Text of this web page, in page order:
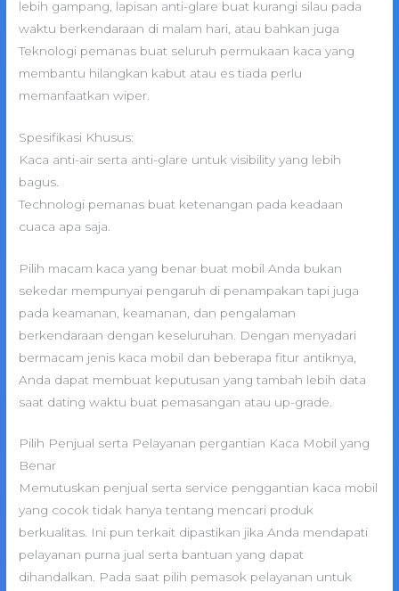
lebih gampang, lapisan anti-glare buat kurangi silau pada
waktu berkendaraan di malam hari, atau bahkan juga
Teknologi pemanas buat seluruh permukaan kaca yang
membantu hilangkan kabut atau es tiada perlu
memanfaatkan wiper.
Spesifikasi Khusus:
Kaca anti-air serta anti-glare untuk visibility yang lebih
bagus.
Technologi pemanas buat ketenangan pada keadaan
cuaca apa saja.
Pilih macam kaca yang benar buat mobil Anda bukan
sekedar mempunyai pengaruh di penampakan tapi juga
pada keamanan, keamanan, dan pengalaman
berkendaraan dengan keseluruhan. Dengan menyadari
bermacam jenis kaca mobil dan beberapa fitur antiknya,
Anda dapat membuat keputusan yang tambah lebih data
saat dating waktu buat pemasangan atau up-grade.
Pilih Penjual serta Pelayanan pergantian Kaca Mobil yang
Benar
Memutuskan penjual serta service penggantian kaca mobil
yang cocok tidak hanya tentang mencari produk
berkualitas. Ini pun terkait dipastikan jika Anda mendapati
pelayanan purna jual serta bantuan yang dapat
dihandalkan. Pada saat pilih pemasok pelayanan untuk